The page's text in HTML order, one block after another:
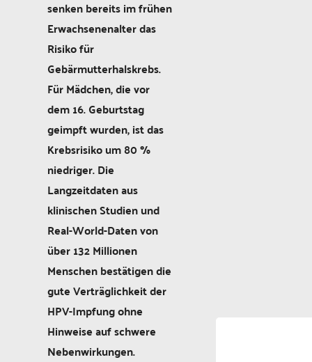
senken bereits im frühen
Erwachsenenalter das
Risiko für
Gebärmutterhalskrebs.
Für Mädchen, die vor
dem 16. Geburtstag
geimpft wurden, ist das
Krebsrisiko um 80%
niedriger. Die
Langzeitdaten aus
klinischen Studien und
Real-World-Daten von
über 132 Millionen
Menschen bestätigen die
gute Verträglichkeit der
HPV-Impfung ohne
Hinweise auf schwere
Nebenwirkungen.